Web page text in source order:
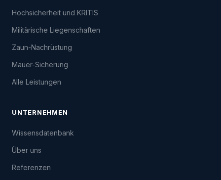
Hochsicherheit und KRITIS
Militärische Liegenschaften
Zaun-Nachrüstung
Mauer-Sicherung
Alle Leistungen
UNTERNEHMEN
Wissensdatenbank
Über uns
Referenzen